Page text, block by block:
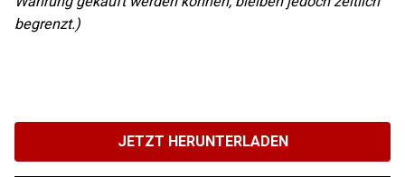
begrenzt.)
JETZT HERUNTERLADEN